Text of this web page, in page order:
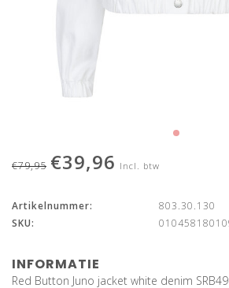
€79,95 €39,96 Incl. btw
Artikelnummer:
803.30.130
SKU:
INFORMATIE
Red Button Juno jacket white denim